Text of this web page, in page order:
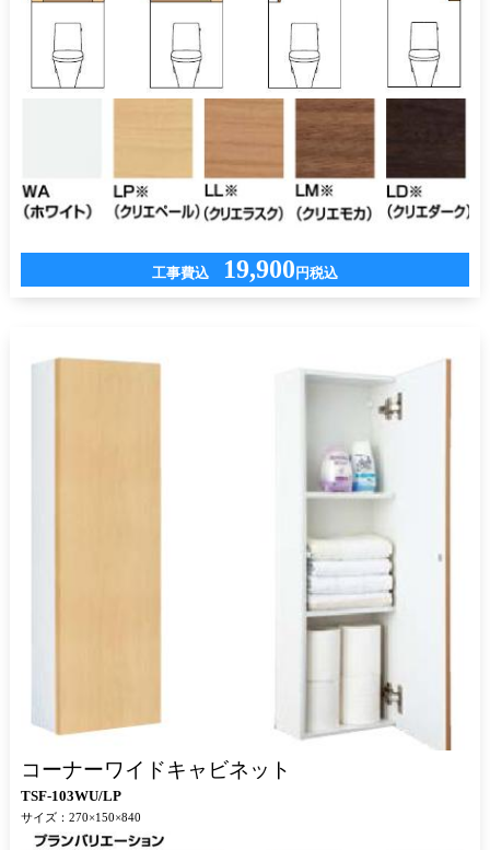
工事費込 19,900 円税込
コーナーワイドキャビネット
TSF-103WU/LP
サイズ：270×150×840